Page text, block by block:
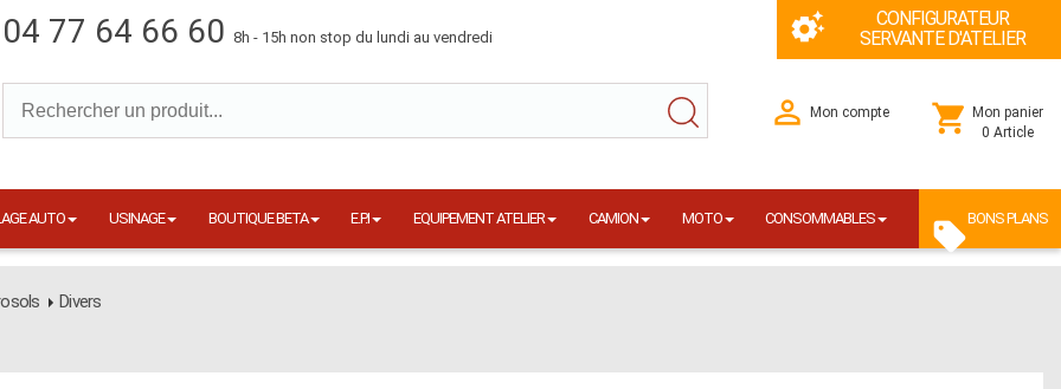
04 77 64 66 60 8h - 15h non stop du lundi au vendredi
CONFIGURATEUR
SERVANTE D'ATELIER
Mon compte
Mon panier
0 Article
AUTO USINAGE BOUTIQUE BETA E.P.I EQUIPEMENT ATELIER CAMION MOTO CONSOMMABLES BONS PLANS
Divers